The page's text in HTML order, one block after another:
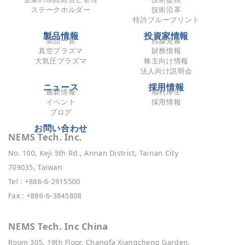
ステークホルダー
技術沿革
特許ブループリント
製品情報
製品一覧
真空プラズマ
大気圧プラズマ
投資家情報
目論見書
財務情報
株主向け情報
法人向け説明会
ニュース
最新情報
イベント
ブログ
採用情報
福利厚生
採用情報
お問い合わせ
NEMS Tech. Inc.
No. 100, Keji 5th Rd., Annan District, Tainan City
709035, Taiwan
Tel : +886-6-2915500
Fax : +886-6-3845808
NEMS Tech. Inc China
Room 305, 19th Floor, Changfa Xiangcheng Garden,